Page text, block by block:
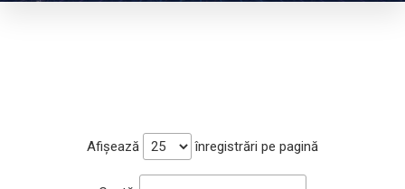
Afișează înregistrări pe pagină